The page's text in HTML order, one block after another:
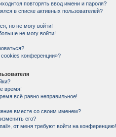
повторять ввод имени и пароля?
в списке активных пользователей?
но не могу войти!
не могу войти!
конференции»?
время!
всё равно неправильное!
вместе со своим именем?
его?
от меня требуют войти на конференцию!